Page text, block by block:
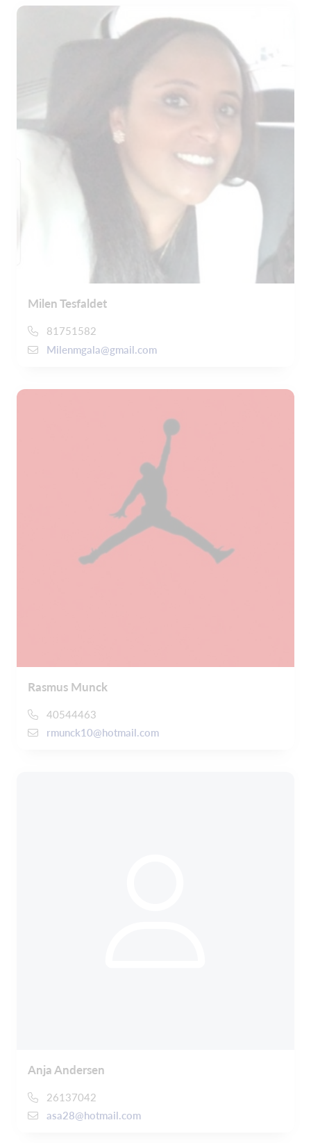
Milen Tesfaldet
81751582
Milenmgala@gmail.com
Rasmus Munck
40544463
rmunck10@hotmail.com
Anja Andersen
26137042
asa28@hotmail.com